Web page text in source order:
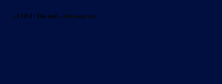
» LOST: The end » Это наш ты